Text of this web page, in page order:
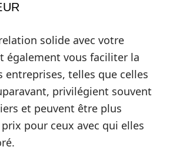
solide avec votre
également vous faciliter la
entreprises, telles que celles
privilégient souvent
et peuvent être plus
pour ceux avec qui elles